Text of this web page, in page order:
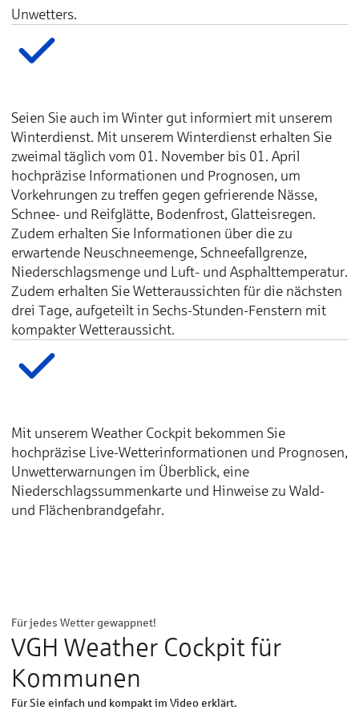
Unwetters.
Seien Sie auch im Winter gut informiert mit unserem
Winterdienst. Mit unserem Winterdienst erhalten Sie
zweimal täglich vom 01. November bis 01. April
hochpräzise Informationen und Prognosen, um
Vorkehrungen zu treffen gegen gefrierende Nässe,
Schnee- und Reifglätte, Bodenfrost, Glatteisregen.
Zudem erhalten Sie Informationen über die zu
erwartende Neuschneemenge, Schneefallgrenze,
Niederschlagsmenge und Luft- und Asphalttemperatur.
Zudem erhalten Sie Wetteraussichten für die nächsten
drei Tage, aufgeteilt in Sechs-Stunden-Fenstern mit
kompakter Wetteraussicht.
Mit unserem Weather Cockpit bekommen Sie
hochpräzise Live-Wetterinformationen und Prognosen,
Unwetterwarnungen im Überblick, eine
Niederschlagssummenkarte und Hinweise zu Wald-
und Flächenbrandgefahr.
Für jedes Wetter gewappnet!
VGH Weather Cockpit für
Kommunen
Für Sie einfach und kompakt im Video erklärt.